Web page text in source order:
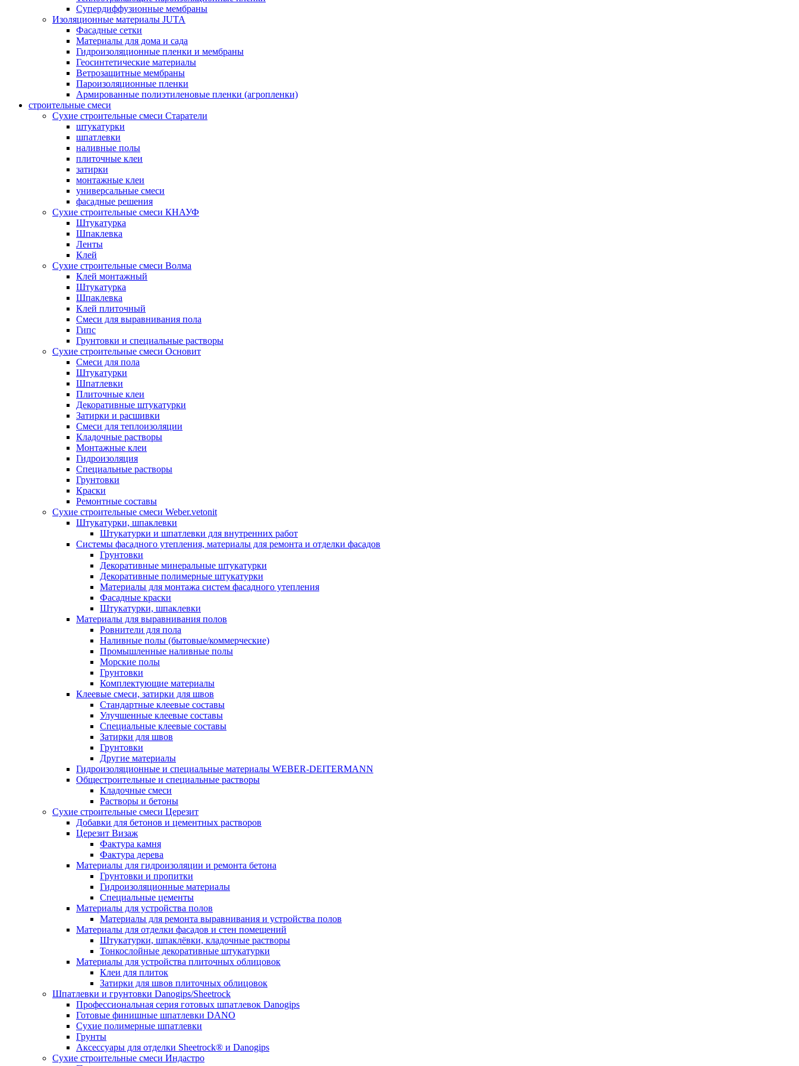
Супердиффузионные мембраны
Изоляционные материалы JUTA
Фасадные сетки
Материалы для дома и сада
Гидроизоляционные пленки и мембраны
Геосинтетические материалы
Ветрозащитные мембраны
Пароизоляционные пленки
Армированные полиэтиленовые пленки (агропленки)
строительные смеси
Сухие строительные смеси Старатели
штукатурки
шпатлевки
наливные полы
плиточные клеи
затирки
монтажные клеи
универсальные смеси
фасадные решения
Сухие строительные смеси КНАУФ
Штукатурка
Шпаклевка
Ленты
Клей
Сухие строительные смеси Волма
Клей монтажный
Штукатурка
Шпаклевка
Клей плиточный
Смеси для выравнивания пола
Гипс
Грунтовки и специальные растворы
Сухие строительные смеси Основит
Смеси для пола
Штукатурки
Шпатлевки
Плиточные клеи
Декоративные штукатурки
Затирки и расшивки
Смеси для теплоизоляции
Кладочные растворы
Монтажные клеи
Гидроизоляция
Специальные растворы
Грунтовки
Краски
Ремонтные составы
Сухие строительные смеси Weber.vetonit
Штукатурки, шпаклевки
Штукатурки и шпатлевки для внутренних работ
Системы фасадного утепления, материалы для ремонта и отделки фасадов
Грунтовки
Декоративные минеральные штукатурки
Декоративные полимерные штукатурки
Материалы для монтажа систем фасадного утепления
Фасадные краски
Штукатурки, шпаклевки
Материалы для выравнивания полов
Ровнители для пола
Наливные полы (бытовые/коммерческие)
Промышленные наливные полы
Морские полы
Грунтовки
Комплектующие материалы
Клеевые смеси, затирки для швов
Стандартные клеевые составы
Улучшенные клеевые составы
Специальные клеевые составы
Затирки для швов
Грунтовки
Другие материалы
Гидроизоляционные и специальные материалы WEBER-DEITERMANN
Общестроительные и специальные растворы
Кладочные смеси
Растворы и бетоны
Сухие строительные смеси Церезит
Добавки для бетонов и цементных растворов
Церезит Визаж
Фактура камня
Фактура дерева
Материалы для гидроизоляции и ремонта бетона
Грунтовки и пропитки
Гидроизоляционные материалы
Специальные цементы
Материалы для устройства полов
Материалы для ремонта выравнивания и устройства полов
Материалы для отделки фасадов и стен помещений
Штукатурки, шпаклёвки, кладочные растворы
Тонкослойные декоративные штукатурки
Материалы для устройства плиточных облицовок
Клеи для плиток
Затирки для швов плиточных облицовок
Шпатлевки и грунтовки Danogips/Sheetrock
Профессиональная серия готовых шпатлевок Danogips
Готовые финишные шпатлевки DANO
Сухие полимерные шпатлевки
Грунты
Аксессуары для отделки Sheetrock® и Danogips
Сухие строительные смеси Индастро